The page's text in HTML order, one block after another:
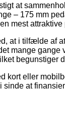
at
– 175 mm
mest attraktive
at i tilfælde af
mange
kort eller
sinde at